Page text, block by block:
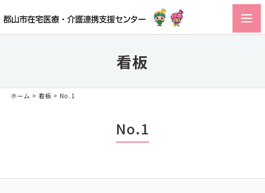
看板
ホーム > 看板 > No.1
No.1